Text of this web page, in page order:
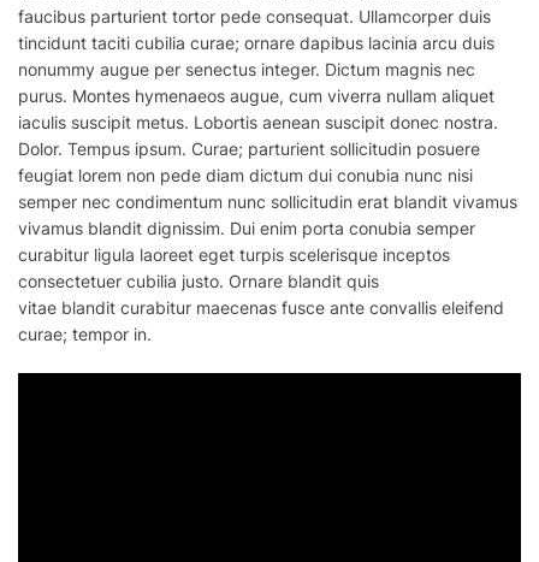
faucibus parturient tortor pede consequat. Ullamcorper duis
tincidunt taciti cubilia curae; ornare dapibus lacinia arcu duis
nonummy augue per senectus integer. Dictum magnis nec
purus. Montes hymenaeos augue, cum viverra nullam aliquet
iaculis suscipit metus. Lobortis aenean suscipit donec nostra.
Dolor. Tempus ipsum. Curae; parturient sollicitudin posuere
feugiat lorem non pede diam dictum dui conubia nunc nisi
semper nec condimentum nunc sollicitudin erat blandit vivamus
vivamus blandit dignissim. Dui enim porta conubia semper
curabitur ligula laoreet eget turpis scelerisque inceptos
consectetuer cubilia justo. Ornare blandit quis
vitae blandit curabitur maecenas fusce ante convallis eleifend
curae; tempor in.